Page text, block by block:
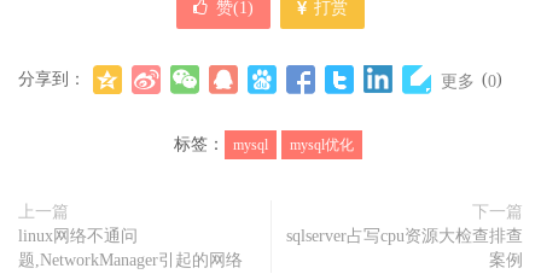
赞(1) 打赏
分享到： 更多 (0)
标签： mysql mysql优化
上一篇
linux网络不通问
题,NetworkManager引起的网络
下一篇
sqlserver占写cpu资源大检查排查
案例